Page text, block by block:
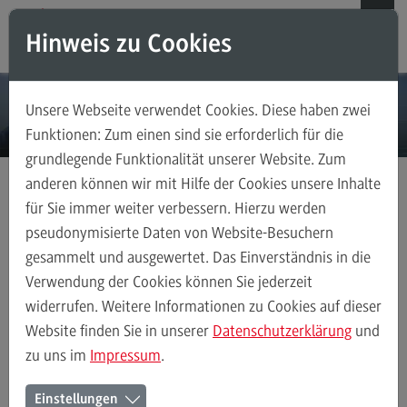
Direkt zum Inhalt
Direkt zum Hauptmenu
Direkt zum Footer
Weiterbildungsangebote für Einzelpersonen
Weiterbildungsangebote für Einzelpersonen
Weiterbildungsarten
FAQ
Kontakt
Weiterbildungsangebote für Unternehmen
Digitalisierung
Digitalisierung –
Zertifikatsprogramm
In einer Welt, die immer digitaler wird, ist es entscheidend,
Hinweis zu Cookies
Unsere Webseite verwendet Cookies. Diese haben zwei
Funktionen: Zum einen sind sie erforderlich für die
grundlegende Funktionalität unserer Website. Zum
anderen können wir mit Hilfe der Cookies unsere Inhalte
für Sie immer weiter verbessern. Hierzu werden
pseudonymisierte Daten von Website-Besuchern
gesammelt und ausgewertet. Das Einverständnis in die
Verwendung der Cookies können Sie jederzeit
widerrufen. Weitere Informationen zu Cookies auf dieser
Website finden Sie in unserer Datenschutzerklärung und
zu uns im Impressum.
Einstellungen